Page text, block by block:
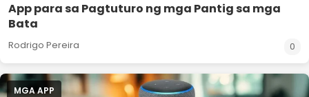
App para sa Pagtuturo ng mga Pantig sa mga
Bata
Rodrigo Pereira 0
MGA APP